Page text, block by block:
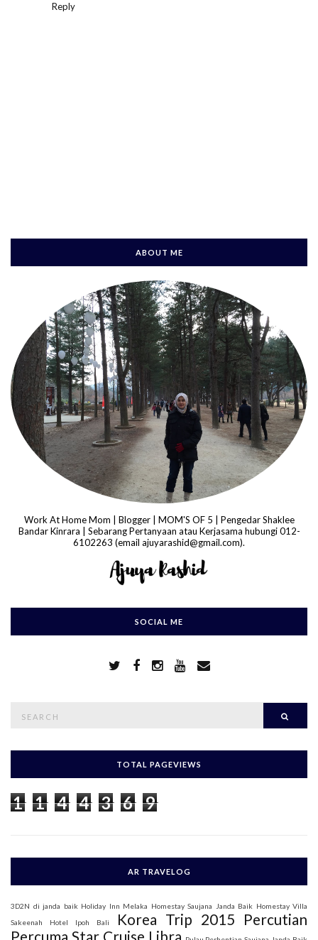
Reply
ABOUT ME
Work At Home Mom | Blogger | MOM'S OF 5 | Pengedar Shaklee
Bandar Kinrara | Sebarang Pertanyaan atau Kerjasama hubungi 012-
6102263 (email ajuyarashid@gmail.com).
SOCIAL ME
c
f
r
:
TOTAL PAGEVIEWS
1 1 4 4 3 6 9
AR TRAVELOG
3D2N di janda baik Holiday Inn Melaka Homestay Saujana Janda Baik Homestay Villa
Sakeenah
Hotel Ipoh Bali Korea Trip 2015 Percutian
Percuma Star Cruise Libra